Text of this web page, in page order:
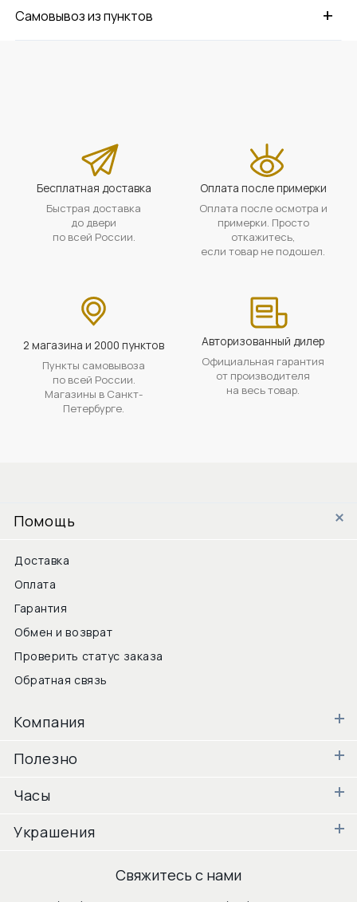
+
Самовывоз из пунктов
Бесплатная доставка
Быстрая доставка
до двери
по всей России.
Оплата после примерки
Оплата после осмотра и
примерки. Просто
откажитесь,
если товар не подошел.
2 магазина и 2000 пунктов
Пункты самовывоза
по всей России.
Магазины в Санкт-
Петербурге.
Авторизованный дилер
Официальная гарантия
от производителя
на весь товар.
Помощь
Доставка
Оплата
Гарантия
Обмен и возврат
Проверить статус заказа
Обратная связь
Компания
Полезно
Часы
Украшения
Свяжитесь с нами